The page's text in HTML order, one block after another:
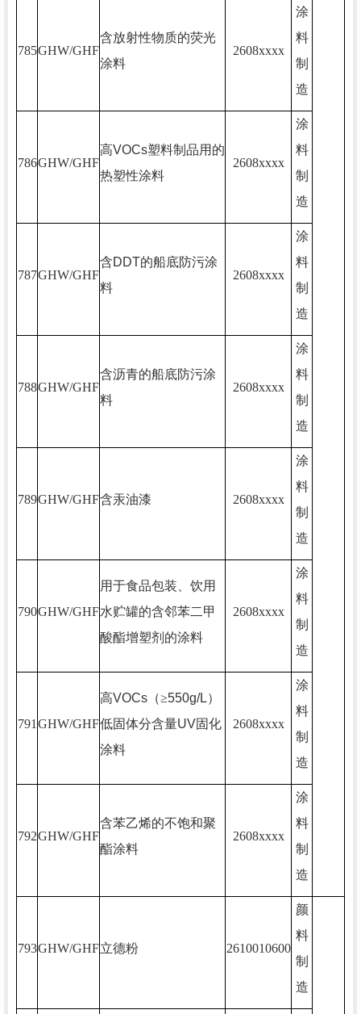
785GHW/GHF
含放射性物质的荧光
涂料
2608xxxx
涂
料
制
造
786GHW/GHF
高VOCs塑料制品用的
热塑性涂料
2608xxxx
涂
料
制
造
787GHW/GHF
含DDT的船底防污涂
料
2608xxxx
涂
料
制
造
788GHW/GHF
含沥青的船底防污涂
料
2608xxxx
涂
料
制
造
789GHW/GHF含汞油漆 2608xxxx
涂
料
制
造
790GHW/GHF
用于食品包装、饮用
水贮罐的含邻苯二甲
酸酯增塑剂的涂料
2608xxxx
涂
料
制
造
791 GHW/GHF
高VOCs （≥550g/L）
低固体分含量UV固化
涂料
2608xxxx
涂
料
制
造
792GHW/GHF
含苯乙烯的不饱和聚
酯涂料
2608xxxx
涂
料
制
造
793GHW/GHF立德粉 2610010600
颜
料
制
造